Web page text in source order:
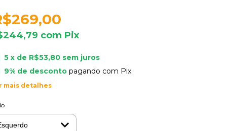
com Pix
5 x de R$53,80 sem juros
9% de descontopagando com Pix
mais detalhes